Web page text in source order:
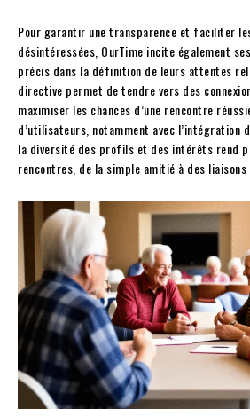
Pour garantir une transparence et faciliter
désintéressées, OurTime incite également
précis dans la définition de leurs attentes
directive permet de tendre vers des
maximiser les chances d’une rencontre
d’utilisateurs, notamment avec l’intégration
la diversité des profils et des intérêts rend
rencontres, de la simple amitié à des